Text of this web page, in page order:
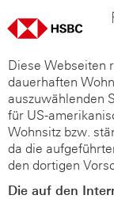
Diese Webseiten
dauerhaften
auszuwählenden
für US-
Wohnsitz bzw.
da die
den dortigen
Die auf den